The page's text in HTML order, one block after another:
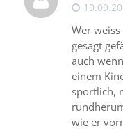
Wer
gesagt
auch
einem
sportlich,
wie er